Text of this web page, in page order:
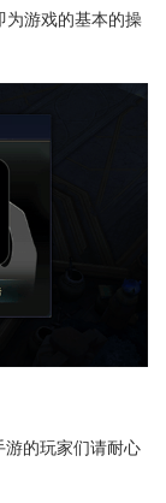
为游戏的基本的操
游的玩家们请耐心